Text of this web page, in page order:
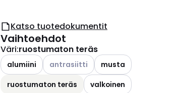
Katso tuotedokumentit
Vaihtoehdot
Väri:ruostumaton teräs
alumiini Katso käytettävissä olevat vaihtoehdot
antrasiitti
musta
ruostumaton teräs
valkoinen